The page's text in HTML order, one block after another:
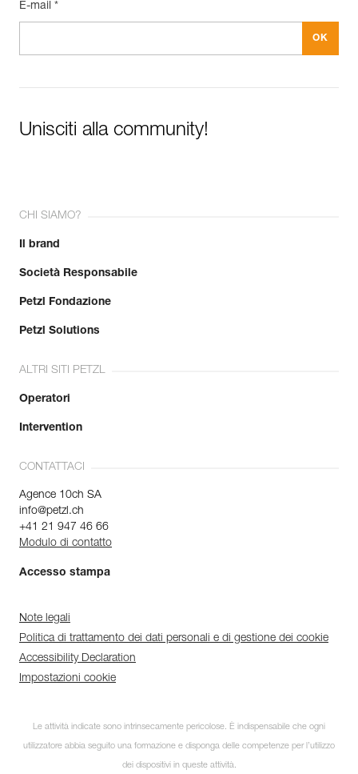
E-mail *
Unisciti alla community!
CHI SIAMO?
Il brand
Società Responsabile
Petzl Fondazione
Petzl Solutions
ALTRI SITI PETZL
Operatori
Intervention
CONTATTACI
Agence 10ch SA
info@petzl.ch
+41 21 947 46 66
Modulo di contatto
Accesso stampa
Note legali
Politica di trattamento dei dati personali e di gestione dei cookie
Accessibility Declaration
Impostazioni cookie
Le attività indicate sono intrinsecamente pericolose. È indispensabile che ogni
utilizzatore abbia seguito una formazione e disponga delle competenze per l’utilizzo
dei dispositivi in queste attività.